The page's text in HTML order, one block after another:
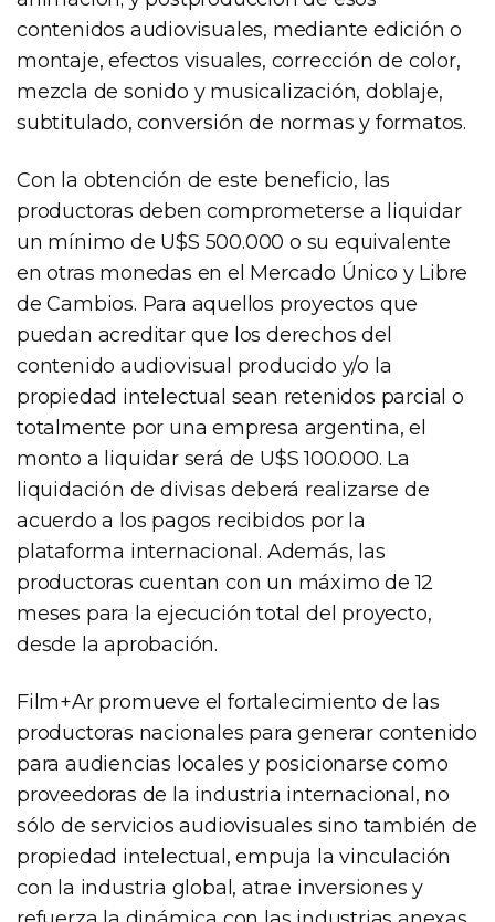
contenidos audiovisuales, mediante edición o
montaje, efectos visuales, corrección de color,
mezcla de sonido y musicalización, doblaje,
subtitulado, conversión de normas y formatos.
Con la obtención de este beneficio, las
productoras deben comprometerse a liquidar
un mínimo de U$S 500.000 o su equivalente
en otras monedas en el Mercado Único y Libre
de Cambios. Para aquellos proyectos que
puedan acreditar que los derechos del
contenido audiovisual producido y/o la
propiedad intelectual sean retenidos parcial o
totalmente por una empresa argentina, el
monto a liquidar será de U$S 100.000. La
liquidación de divisas deberá realizarse de
acuerdo a los pagos recibidos por la
plataforma internacional. Además, las
productoras cuentan con un máximo de 12
meses para la ejecución total del proyecto,
desde la aprobación.
Film+Ar promueve el fortalecimiento de las
productoras nacionales para generar contenido
para audiencias locales y posicionarse como
proveedoras de la industria internacional, no
sólo de servicios audiovisuales sino también de
propiedad intelectual, empuja la vinculación
con la industria global, atrae inversiones y